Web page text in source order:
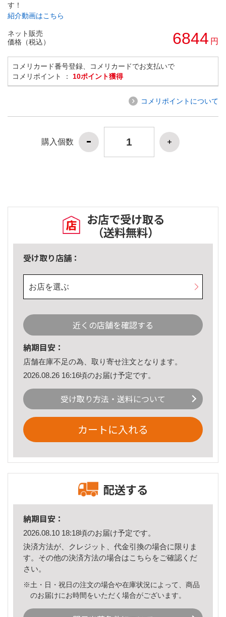
す！
紹介動画はこちら
ネット販売
価格（税込）
6844 円
コメリカード番号登録、コメリカードでお支払いで
コメリポイント ： 10ポイント獲得
コメリポイントについて
購入個数
お店で受け取る
（送料無料）
受け取り店舗：
お店を選ぶ
近くの店舗を確認する
納期目安：
店舗在庫不足の為、取り寄せ注文となります。
2026.08.26 16:16頃のお届け予定です。
受け取り方法・送料について
カートに入れる
配送する
納期目安：
2026.08.10 18:18頃のお届け予定です。
決済方法が、クレジット、代金引換の場合に限りま
す。その他の決済方法の場合はこちら をご確認くだ
さい。
※土・日・祝日の注文の場合や在庫状況によって、商品
のお届けにお時間をいただく場合がございます。